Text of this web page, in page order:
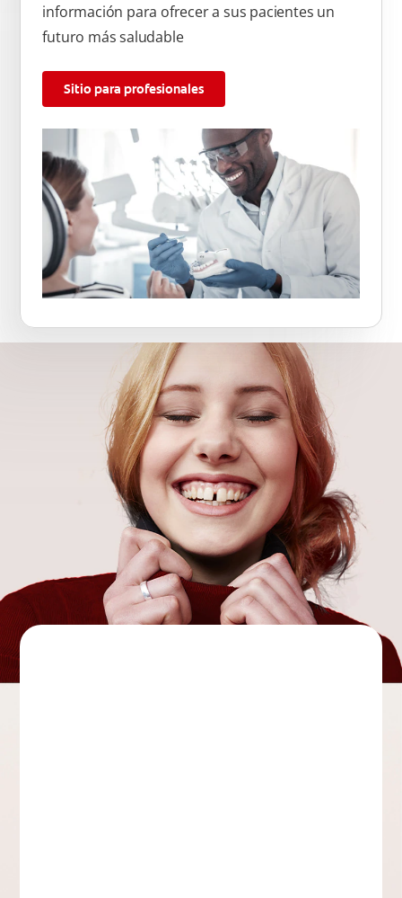
información para ofrecer a sus pacientes un
futuro más saludable
Sitio para profesionales